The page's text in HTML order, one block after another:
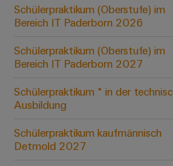
Schülerpraktikum (Oberstufe) im
Bereich IT Paderborn 2026
Schülerpraktikum (Oberstufe) im
Bereich IT Paderborn 2027
Schülerpraktikum * in der
Ausbildung
Schülerpraktikum kaufmännisch
Detmold 2027